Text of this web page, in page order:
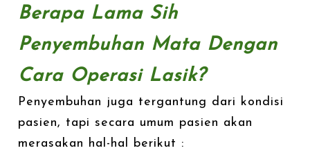
Berapa Lama Sih
Penyembuhan Mata Dengan
Cara Operasi Lasik?
Penyembuhan juga tergantung dari kondisi
pasien, tapi secara umum pasien akan
merasakan hal-hal berikut :